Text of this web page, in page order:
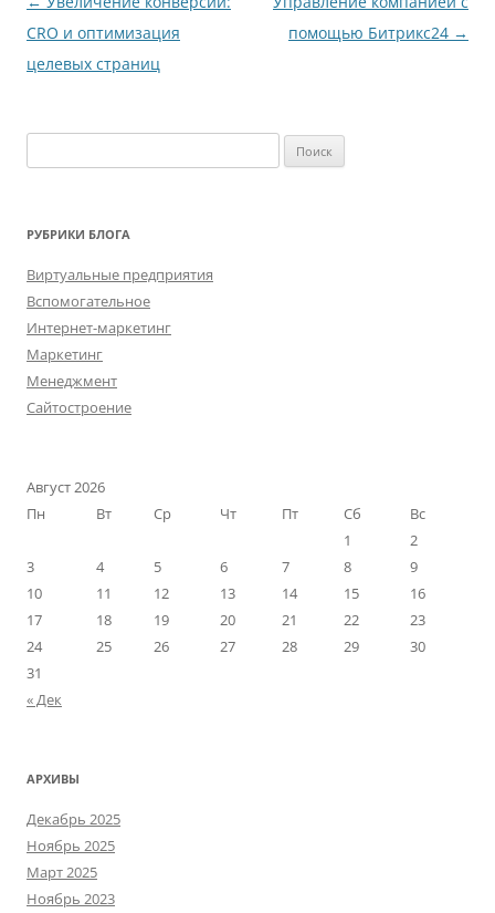
по
записям
CRO и оптимизация
целевых страниц
помощью Битрикс24 →
РУБРИКИ БЛОГА
Виртуальные предприятия
Вспомогательное
Интернет-маркетинг
Маркетинг
Менеджмент
Сайтостроение
Август 2026
Пн
Вт Ср Чт Пт Сб
Вс
1
2
3
4 5 6 7 8
9
10
11 12 13 14 15
16
17
18 19 20 21 22
23
24
25 26 27 28 29
30
31
« Дек
АРХИВЫ
Декабрь 2025
Ноябрь 2025
Март 2025
Ноябрь 2023